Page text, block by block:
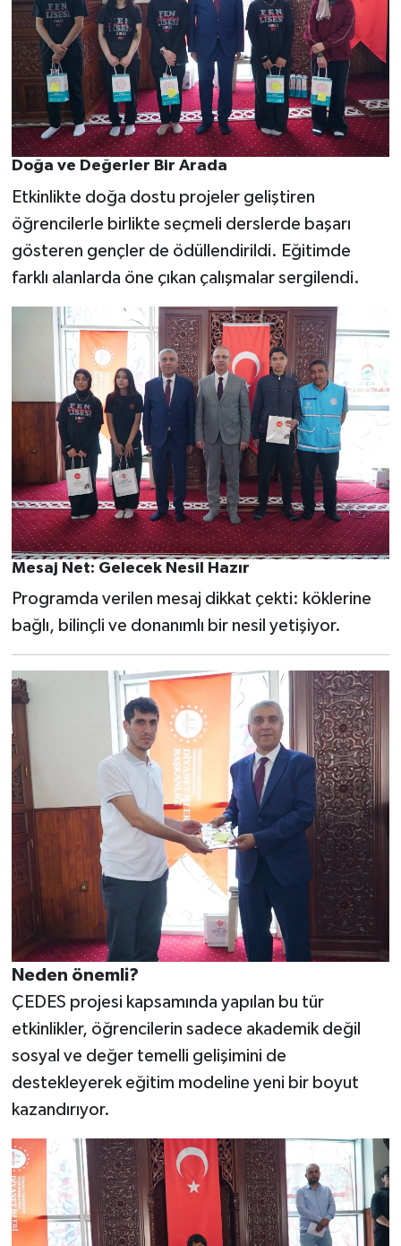
Doğa ve Değerler Bir Arada
Etkinlikte doğa dostu projeler geliştiren
öğrencilerle birlikte seçmeli derslerde başarı
gösteren gençler de ödüllendirildi. Eğitimde
farklı alanlarda öne çıkan çalışmalar sergilendi.
Mesaj Net: Gelecek Nesil Hazır
Programda verilen mesaj dikkat çekti: köklerine
bağlı, bilinçli ve donanımlı bir nesil yetişiyor.
Neden önemli?
ÇEDES projesi kapsamında yapılan bu tür
etkinlikler, öğrencilerin sadece akademik değil
sosyal ve değer temelli gelişimini de
destekleyerek eğitim modeline yeni bir boyut
kazandırıyor.